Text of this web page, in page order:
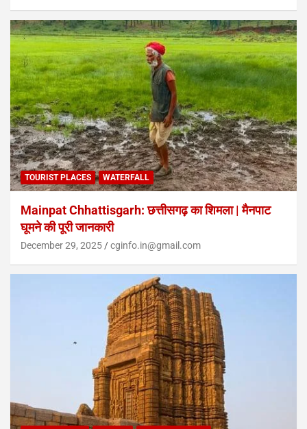
TOURIST PLACES WATERFALL
Mainpat Chhattisgarh: छत्तीसगढ़ का शिमला | मैनपाट
घूमने की पूरी जानकारी
December 29, 2025 cginfo.in@gmail.com